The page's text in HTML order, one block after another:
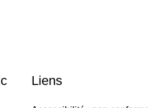
Liens